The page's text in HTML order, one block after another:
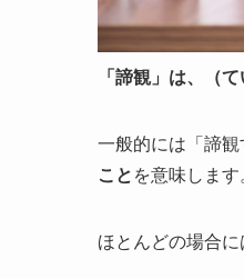
「諦観」は、（
一般的には「諦観
こと を意味しま
ほとんどの場合